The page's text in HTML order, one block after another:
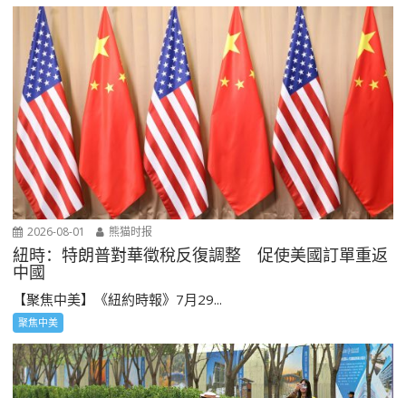
2026-08-01 熊猫时报
紐時：特朗普對華徵稅反復調整 促使美國訂單重返
中國
【聚焦中美】《紐約時報》7月29...
聚焦中美